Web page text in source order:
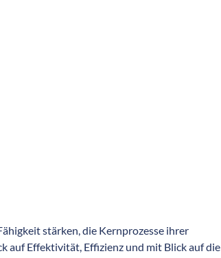
stärken, die Kernprozesse ihrer
auf Effektivität, Effizienz und mit Blick auf die